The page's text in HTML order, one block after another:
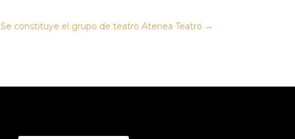
Se constituye el grupo de teatro Atenea Teatro →